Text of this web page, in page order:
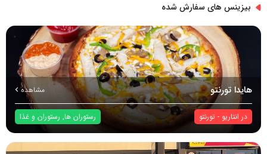
بیزینس های سفارش شده
هایدا تورنتو مشاهده
در انتاریو - تورنتو رستوران ها, رستوران و غذا